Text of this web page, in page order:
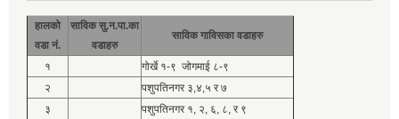
हालको
वडा नं.
साविक सु.न.पा.का
वडाहरु
साविक गाविसका वडाहरु
१
गोर्खे १-९ जोगमाई ८-९
२
पशुपतिनगर ३,४,५ र ७
३
पशुपतिनगर १, २, ६, ८, र ९